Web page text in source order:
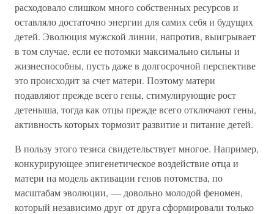
расходовало слишком много собственных ресурсов и
оставляло достаточно энергии для самих себя и будущих
детей. Эволюция мужской линии, напротив, выигрывает
в том случае, если ее потомки максимально сильны и
жизнеспособны, пусть даже в долгосрочной перспективе
это происходит за счет матери. Поэтому матери
подавляют прежде всего гены, стимулирующие рост
детеныша, тогда как отцы прежде всего отключают гены,
активность которых тормозит развитие и питание детей.
В пользу этого тезиса свидетельствует многое. Например,
конкурирующее эпигенетическое воздействие отца и
матери на модель активации генов потомства, по
масштабам эволюции, — довольно молодой феномен,
который независимо друг от друга сформировали только